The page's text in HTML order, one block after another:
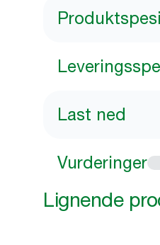
Last ned
Vurderinger
Lignende